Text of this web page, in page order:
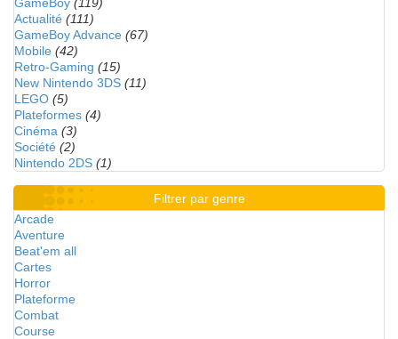
Actualité (111)
GameBoy Advance (67)
Mobile (42)
Retro-Gaming (15)
New Nintendo 3DS (11)
LEGO (5)
Plateformes (4)
Cinéma (3)
Société (2)
Nintendo 2DS (1)
Filtrer par genre
Arcade
Aventure
Beat'em all
Cartes
Horror
Plateforme
Combat
Course